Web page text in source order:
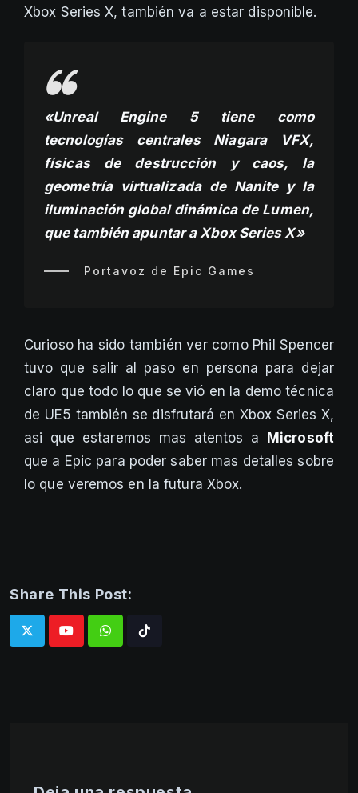
Xbox Series X, también va a estar disponible.
«Unreal Engine 5 tiene como
tecnologías centrales Niagara VFX,
físicas de destrucción y caos, la
geometría virtualizada de Nanite y la
iluminación global dinámica de Lumen,
que también apuntar a Xbox Series X»
Portavoz de Epic Games
Curioso ha sido también ver como Phil Spencer
tuvo que salir al paso en persona para dejar
claro que todo lo que se vió en la demo técnica
de UE5 también se disfrutará en Xbox Series X,
asi que estaremos mas atentos a Microsoft
que a Epic para poder saber mas detalles sobre
lo que veremos en la futura Xbox.
Share This Post:
WhatsappTiktok